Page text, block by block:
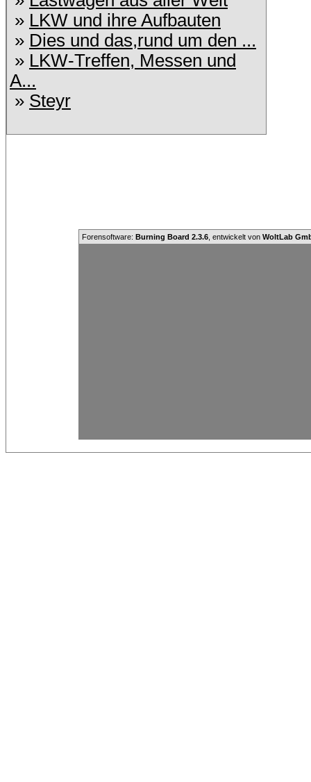
» LKW und ihre Aufbauten
» Dies und das,rund um den ...
» LKW-Treffen, Messen und
A...
» Steyr
Forensoftware: Burning Board 2.3.6 , entwickelt von WoltLab